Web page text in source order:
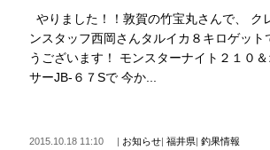
やりました！！敦賀の竹宝丸さんで、 ク
ンスタッフ西岡さんタルイカ８キロゲット
うございます！ モンスターナイト２１０
サーJB-６７Sで 今か...
2015.10.18 11:10 | お知らせ|福井県|釣果情報